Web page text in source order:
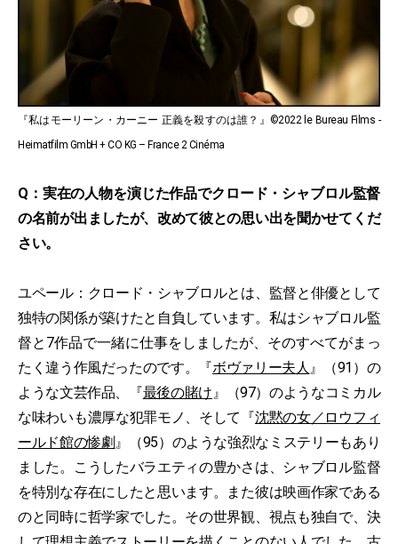
『私はモーリーン・カーニー 正義を殺すのは誰？』©2022 le Bureau Films -
Heimatfilm GmbH + CO KG – France 2 Cinéma
Q：実在の人物を演じた作品でクロード・シャブロル監督
の名前が出ましたが、改めて彼との思い出を聞かせてくだ
さい。
ユペール：クロード・シャブロルとは、監督と俳優として
独特の関係が築けたと自負しています。私はシャブロル監
督と7作品で一緒に仕事をしましたが、そのすべてがまっ
たく違う作風だったのです。『ボヴァリー夫人』（91）の
ような文芸作品、『最後の賭け』（97）のようなコミカル
な味わいも濃厚な犯罪モノ、そして『沈黙の女／ロウフィ
ールド館の惨劇』（95）のような強烈なミステリーもあり
ました。こうしたバラエティの豊かさは、シャブロル監督
を特別な存在にしたと思います。また彼は映画作家である
のと同時に哲学家でした。その世界観、視点も独自で、決